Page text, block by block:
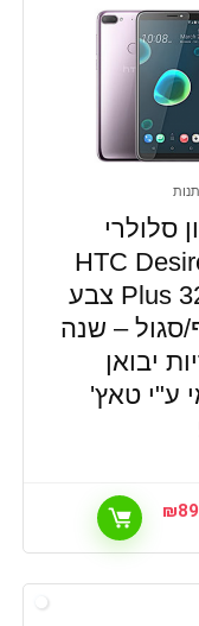
סלולרי
HTC
Plus 32GB צבע
סגול – שנה
יבואן
ע"י טאץ'
₪